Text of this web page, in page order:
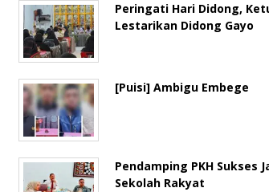
Peringati Hari Didong,
Lestarikan Didong Gayo
[Puisi] Ambigu Embege
Pendamping PKH Sukses
Sekolah Rakyat